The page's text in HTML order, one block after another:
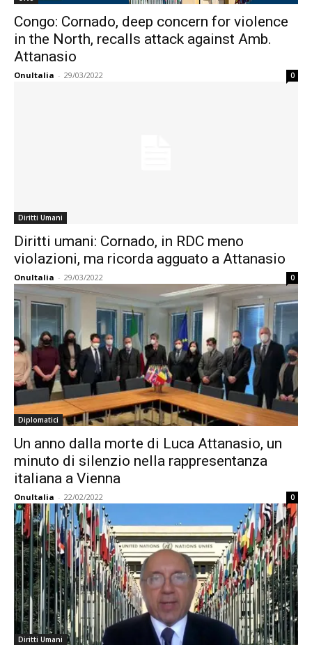
Congo: Cornado, deep concern for violence
in the North, recalls attack against Amb.
Attanasio
OnuItalia - 29/03/2022 0
Diritti Umani
Diritti umani: Cornado, in RDC meno
violazioni, ma ricorda agguato a Attanasio
OnuItalia - 29/03/2022 0
Diplomatici
Un anno dalla morte di Luca Attanasio, un
minuto di silenzio nella rappresentanza
italiana a Vienna
OnuItalia - 22/02/2022 0
Diritti Umani